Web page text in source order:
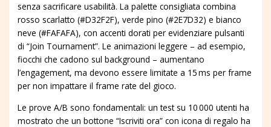
senza sacrificare usabilità. La palette consigliata combina
rosso scarlatto (#D32F2F), verde pino (#2E7D32) e bianco
neve (#FAFAFA), con accenti dorati per evidenziare pulsanti
di “Join Tournament”. Le animazioni leggere – ad esempio,
fiocchi che cadono sul background – aumentano
l’engagement, ma devono essere limitate a 15 ms per frame
per non impattare il frame rate del gioco.
Le prove A/B sono fondamentali: un test su 10 000 utenti ha
mostrato che un bottone “Iscriviti ora” con icona di regalo ha